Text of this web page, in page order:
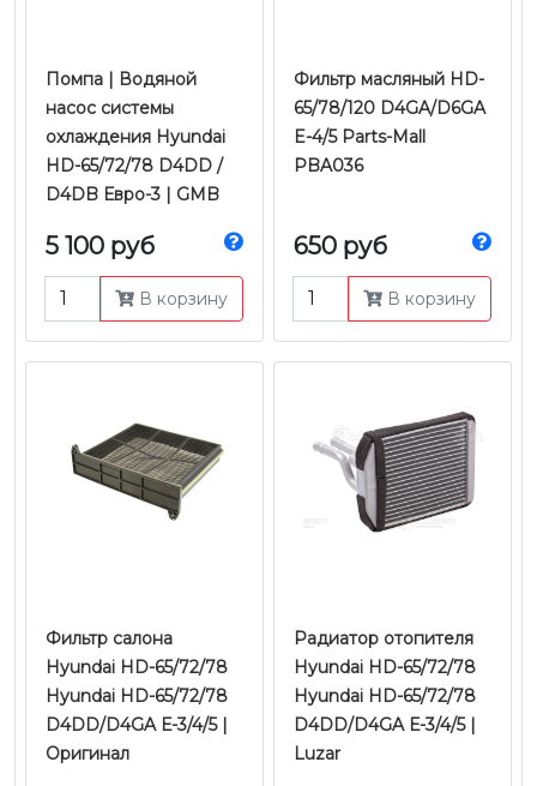
Помпа | Водяной
насос системы
охлаждения Hyundai
HD-65/72/78 D4DD /
D4DB Евро-3 | GMB
5 100 руб
В корзину
Фильтр масляный HD-
65/78/120 D4GA/D6GA
E-4/5 Parts-Mall
PBA036
650 руб
В корзину
Фильтр салона
Hyundai HD-65/72/78
Hyundai HD-65/72/78
D4DD/D4GA Е-3/4/5 |
Оригинал
Радиатор отопителя
Hyundai HD-65/72/78
Hyundai HD-65/72/78
D4DD/D4GA Е-3/4/5 |
Luzar